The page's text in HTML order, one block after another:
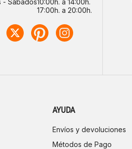
17:00h. a 20:00h.
AYUDA
Envíos y devoluciones
Métodos de Pago